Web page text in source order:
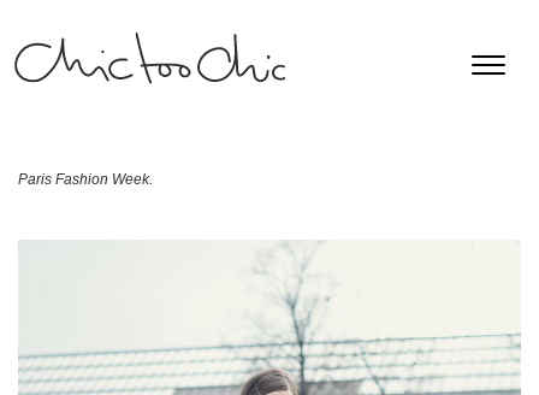
Paris Fashion Week.